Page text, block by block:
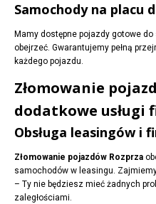
Samochody na placu
Mamy dostępne pojazdy gotowe
obejrzeć. Gwarantujemy pełną
każdego pojazdu.
Złomowanie
dodatkowe usługi
Obsługa leasingów i
Złomowanie pojazdów Rozprza
samochodów w leasingu.
– Ty nie będziesz mieć żadnych
zaległościami.